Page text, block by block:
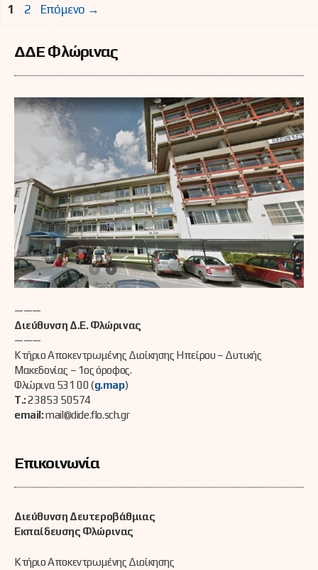
Σελίδα
1 Σελίδα
2 Επόμενο →
ΔΔΕ Φλώρινας
———
Διεύθυνση Δ.Ε. Φλώρινας
———
Κτήριο Αποκεντρωμένης Διοίκησης Ηπείρου – Δυτικής
Μακεδονίας – 1ος όροφος.
Φλώρινα 531 00 (g.map)
Τ.:23853 50574
email:mail@dide.flo.sch.gr
Επικοινωνία
Διεύθυνση Δευτεροβάθμιας
Εκπαίδευσης Φλώρινας
Κτήριο Αποκεντρωμένης Διοίκησης